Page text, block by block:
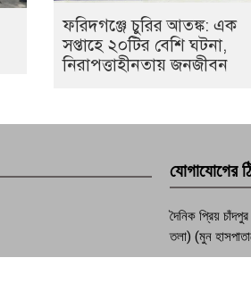
ফরিদগঞ্জে চুরির আতঙ্ক: এক
সপ্তাহে ২০টির বেশি ঘটনা,
নিরাপত্তাহীনতায় জনজীবন
যোগাযোগের
দৈনিক প্রিয়
তলা) (মুন